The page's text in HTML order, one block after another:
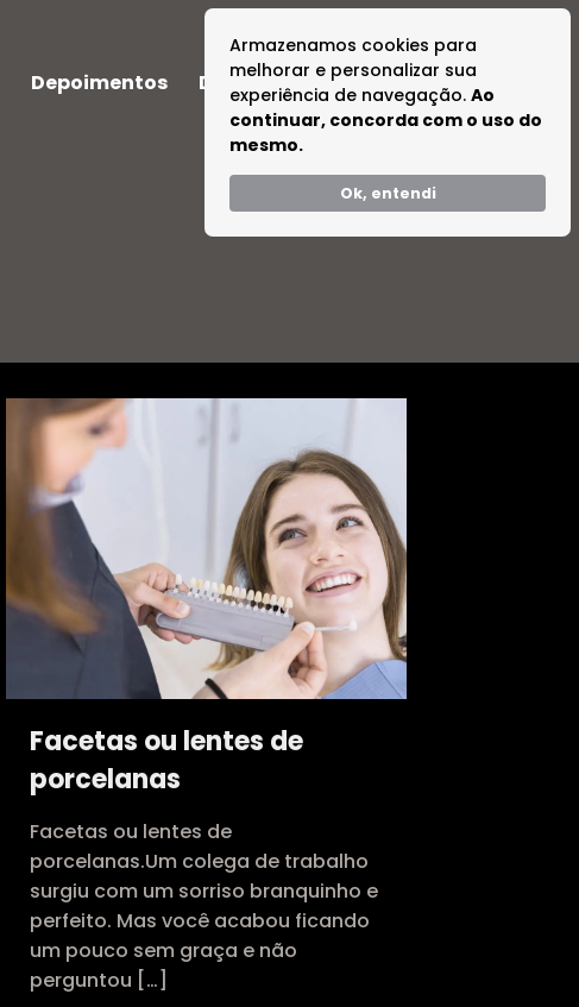
Armazenamos cookies para
melhorar e personalizar sua
experiência de navegação. Ao
continuar, concorda com o uso do
mesmo.
Ok, entendi
Depoimentos Dúvidas Tire suas Dúvidas
Facetas ou lentes de
porcelanas
Facetas ou lentes de
porcelanas.Um colega de trabalho
surgiu com um sorriso branquinho e
perfeito. Mas você acabou ficando
um pouco sem graça e não
perguntou […]